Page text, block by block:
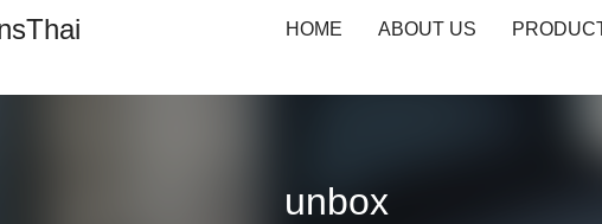
HOME ABOUT US
unbox